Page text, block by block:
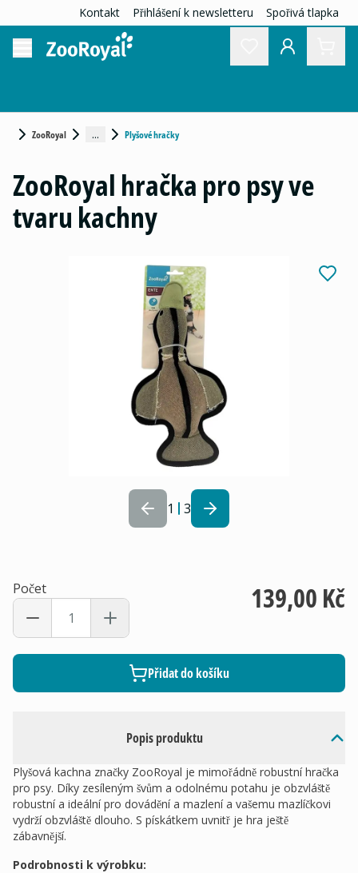
Kontakt Přihlášení k newsletteru Spořivá tlapka
ZooRoyal ... Plyšové hračky
1 3
Popis produktu
Plyšová kachna značky ZooRoyal je mimořádně robustní hračka
pro psy. Díky zesíleným švům a odolnému potahu je obzvláště
robustní a ideální pro dovádění a mazlení a vašemu mazlíčkovi
vydrží obzvláště dlouho. S pískátkem uvnitř je hra ještě
zábavnější.
Podrobnosti k výrobku:
ZooRoyal hračka pro psy ve
tvaru kachny
Počet 139,00 Kč
Přidat do košíku